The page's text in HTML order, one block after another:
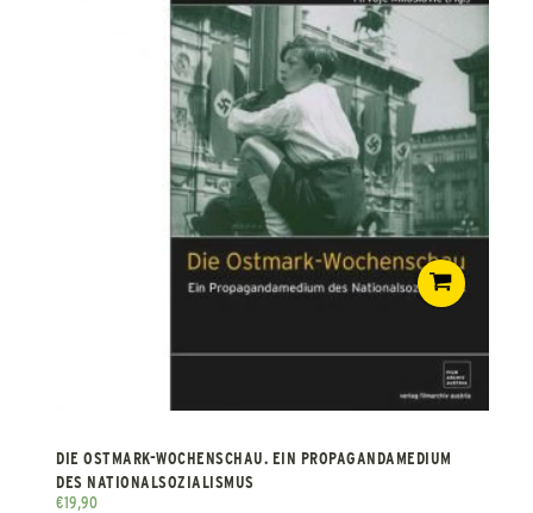
DIE OSTMARK-WOCHENSCHAU. EIN PROPAGANDAMEDIUM
DES NATIONALSOZIALISMUS
€19,90